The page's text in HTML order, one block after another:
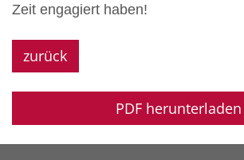
Zeit engagiert haben!
zurück
PDF herunterladen